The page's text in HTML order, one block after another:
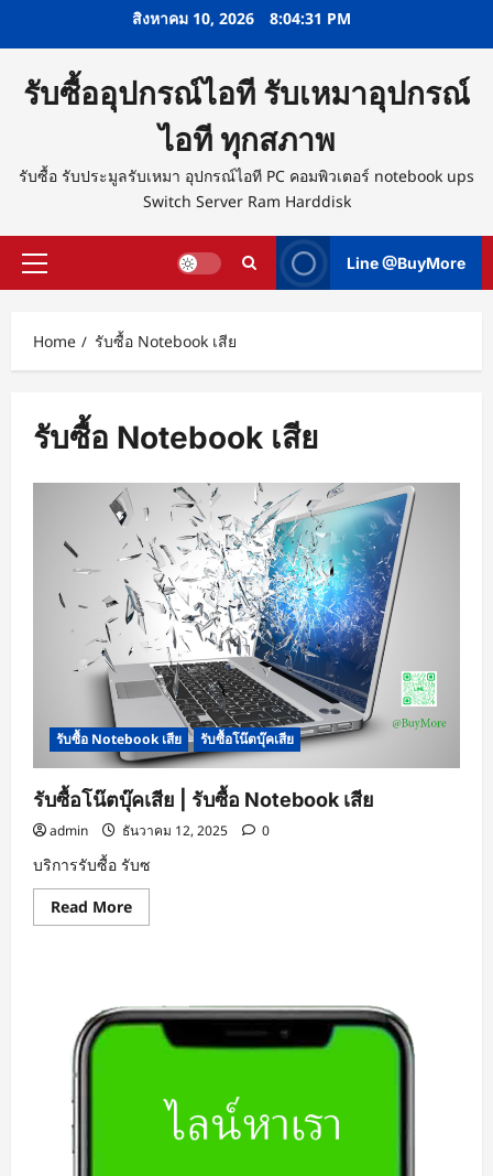
สิงหาคม 10, 2026 8:04:32 PM
รับซื้ออุปกรณ์ไอที รับเหมาอุปกรณ์
ไอที ทุกสภาพ
รับซื้อ รับประมูลรับเหมา อุปกรณ์ไอที PC คอมพิวเตอร์ notebook ups
Switch Server Ram Harddisk
Primary
Line @BuyMore
Home รับซื้อ Notebook เสีย
รับซื้อ Notebook เสีย
รับซื้อ Notebook เสีย รับซื้อโน๊ตบุ๊คเสีย
รับซื้อโน๊ตบุ๊คเสีย | รับซื้อ Notebook เสีย
admin ธันวาคม 12, 2025 0
บริการรับซื้อ รับซ
Read MoreRead
more
เสีย
|